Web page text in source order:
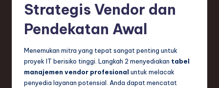
Strategis Vendor dan
Pendekatan Awal
Menemukan mitra yang tepat sangat penting untuk
proyek IT berisiko tinggi. Langkah 2 menyediakan tabel
manajemen vendor profesional untuk melacak
penyedia layanan potensial. Anda dapat mencatat